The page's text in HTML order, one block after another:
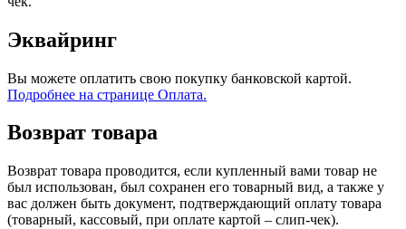
Эквайринг
Вы можете оплатить свою покупку банковской картой.
Подробнее на странице Оплата.
Возврат товара
Возврат товара проводится, если купленный вами товар не
был использован, был сохранен его товарный вид, а также у
вас должен быть документ, подтверждающий оплату товара
(товарный, кассовый, при оплате картой – слип-чек).